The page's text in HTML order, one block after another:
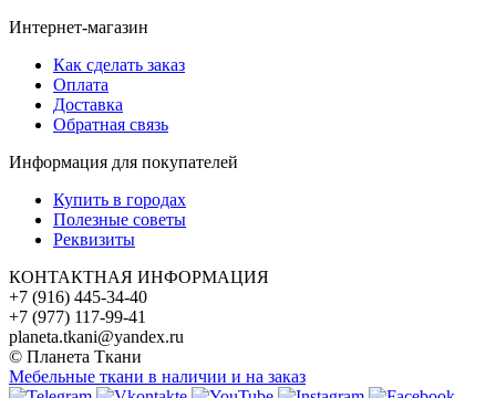
Интернет-магазин
Как сделать заказ
Оплата
Доставка
Обратная связь
Информация для покупателей
Купить в городах
Полезные советы
Реквизиты
КОНТАКТНАЯ ИНФОРМАЦИЯ
+7 (916) 445-34-40
+7 (977) 117-99-41
planeta.tkani@yandex.ru
© Планета Ткани
Мебельные ткани в наличии и на заказ